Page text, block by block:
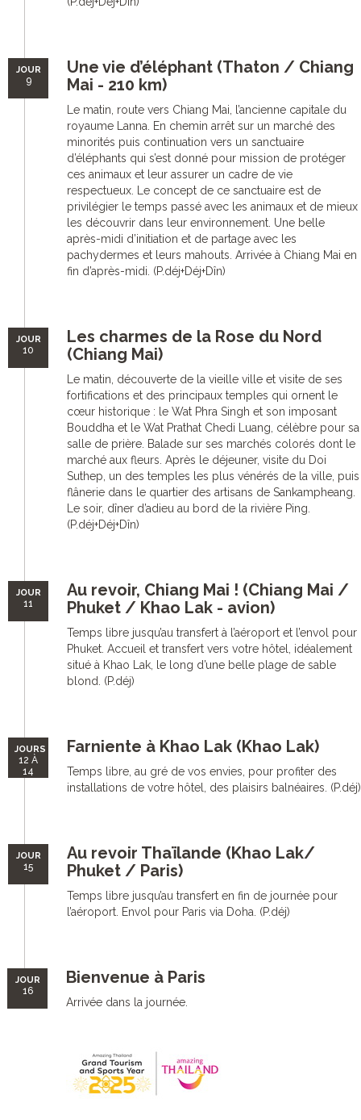
JOUR
9
Une vie d’éléphant (Thaton / Chiang
Mai - 210 km)
Le matin, route vers Chiang Mai, l’ancienne capitale du
royaume Lanna. En chemin arrêt sur un marché des
minorités puis continuation vers un sanctuaire
d’éléphants qui s’est donné pour mission de protéger
ces animaux et leur assurer un cadre de vie
respectueux. Le concept de ce sanctuaire est de
privilégier le temps passé avec les animaux et de mieux
les découvrir dans leur environnement. Une belle
après-midi d’initiation et de partage avec les
pachydermes et leurs mahouts. Arrivée à Chiang Mai en
fin d’après-midi. (P.déj+Déj+Dîn)
JOUR
10
Les charmes de la Rose du Nord
(Chiang Mai)
Le matin, découverte de la vieille ville et visite de ses
fortifications et des principaux temples qui ornent le
cœur historique : le Wat Phra Singh et son imposant
Bouddha et le Wat Prathat Chedi Luang, célèbre pour sa
salle de prière. Balade sur ses marchés colorés dont le
marché aux fleurs. Après le déjeuner, visite du Doi
Suthep, un des temples les plus vénérés de la ville, puis
flânerie dans le quartier des artisans de Sankampheang.
Le soir, dîner d’adieu au bord de la rivière Ping.
(P.déj+Déj+Dîn)
JOUR
11
Au revoir, Chiang Mai ! (Chiang Mai /
Phuket / Khao Lak - avion)
Temps libre jusqu’au transfert à l’aéroport et l’envol pour
Phuket. Accueil et transfert vers votre hôtel, idéalement
situé à Khao Lak, le long d’une belle plage de sable
blond. (P.déj)
JOURS
12 À
14
Farniente à Khao Lak (Khao Lak)
Temps libre, au gré de vos envies, pour profiter des
installations de votre hôtel, des plaisirs balnéaires. (P.déj)
JOUR
15
Au revoir Thaïlande (Khao Lak/
Phuket / Paris)
Temps libre jusqu’au transfert en fin de journée pour
l’aéroport. Envol pour Paris via Doha. (P.déj)
JOUR
16
Bienvenue à Paris
Arrivée dans la journée.